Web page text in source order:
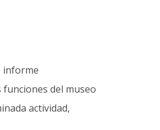
informe
funciones del museo
actividad,